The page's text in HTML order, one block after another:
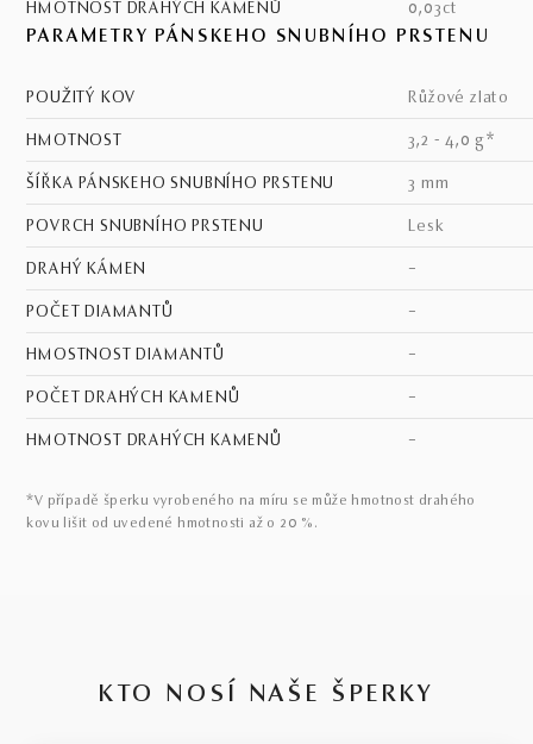
HMOTNOST DRAHÝCH KAMENŮ 0,03ct
PARAMETRY PÁNSKEHO SNUBNÍHO PRSTENU
POUŽITÝ KOV růžové zlato
HMOTNOST 3,2 - 4,0 g*
ŠÍŘKA PÁNSKEHO SNUBNÍHO PRSTENU 3 mm
POVRCH SNUBNÍHO PRSTENU lesk
DRAHÝ KÁMEN –
POČET DIAMANTŮ –
HMOSTNOST DIAMANTŮ –
POČET DRAHÝCH KAMENŮ –
HMOTNOST DRAHÝCH KAMENŮ –
*V případě šperku vyrobeného na míru se může hmotnost drahého
kovu lišit od uvedené hmotnosti až o 20 %.
KTO NOSÍ NAŠE ŠPERKY